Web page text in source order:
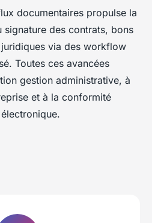
documentaires propulse la
des contrats, bons
via des workflow
Toutes ces avancées
gestion administrative, à
et à la conformité